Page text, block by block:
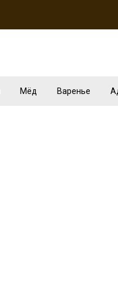
Мёд Варенье